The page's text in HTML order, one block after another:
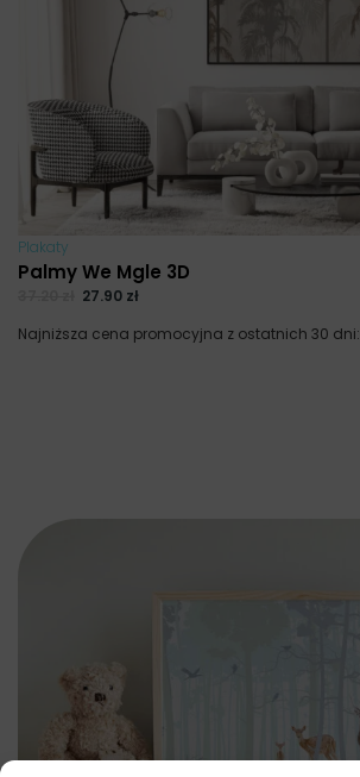
Plakaty
Palmy We Mgle 3D
27.90 zł
Najniższa cena promocyjna z ostatnich 30 dni: